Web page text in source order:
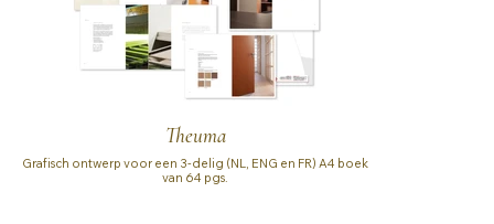
Theuma
Grafisch ontwerp voor een 3-delig (NL, ENG en FR) A4 boek
van 64 pgs.